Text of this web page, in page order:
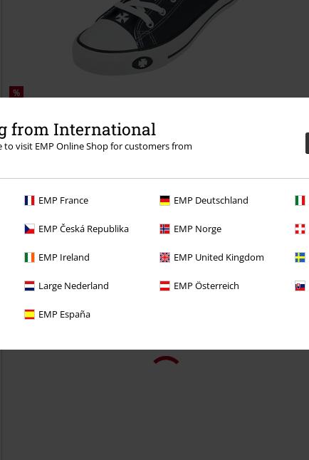
from International
to visit EMP Online Shop for customers from
EMP France EMP Deutschland
EMP Česká Republika EMP Norge
EMP Ireland EMP United Kingdom
Large Nederland EMP Österreich
EMP España
%
59,49 €
Warrior Hi-Top Trainers West Coast Choppers